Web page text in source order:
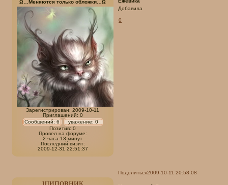
Ω…Меняются только обложки…Ω
Зарегистрирован: 2009-10-11
Приглашений: 0
Сообщений: 6 уважение: 0
Позитив: 0
Провел на форуме:
2 часа 13 минут
Последний визит:
2009-12-31 22:51:37
Добавила
0
Поделиться2009-10-11 20:58:08
шиповник